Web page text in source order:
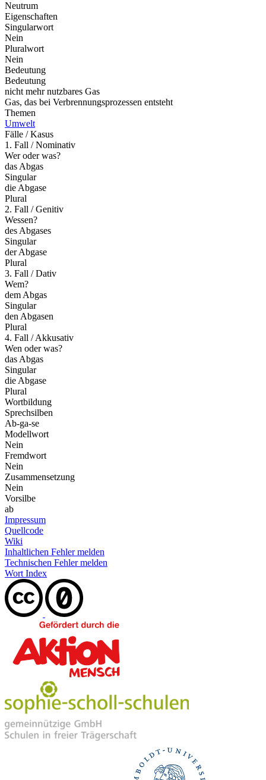
Neutrum
Eigenschaften
Singularwort
Nein
Pluralwort
Nein
Bedeutung
Bedeutung
nicht mehr nutzbares Gas
Gas, das bei Verbrennungsprozessen entsteht
Themen
Umwelt
Fälle / Kasus
1. Fall / Nominativ
Wer oder was?
das Abgas
Singular
die Abgase
Plural
2. Fall / Genitiv
Wessen?
des Abgases
Singular
der Abgase
Plural
3. Fall / Dativ
Wem?
dem Abgas
Singular
den Abgasen
Plural
4. Fall / Akkusativ
Wen oder was?
das Abgas
Singular
die Abgase
Plural
Wortbildung
Sprechsilben
Ab-ga-se
Modellwort
Nein
Fremdwort
Nein
Zusammensetzung
Nein
Vorsilbe
ab
Impressum
Quellcode
Wiki
Inhaltlichen Fehler melden
Technischen Fehler melden
Wort Index